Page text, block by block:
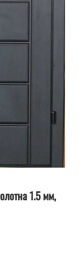
1.5 мм,